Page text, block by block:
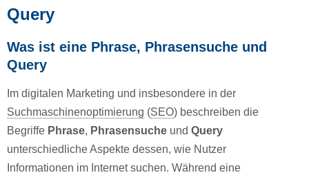
Query
Was ist eine Phrase, Phrasensuche und
Query
Im digitalen Marketing und insbesondere in der
Suchmaschinenoptimierung (SEO) beschreiben die
Begriffe Phrase, Phrasensuche und Query
unterschiedliche Aspekte dessen, wie Nutzer
Informationen im Internet suchen. Während eine